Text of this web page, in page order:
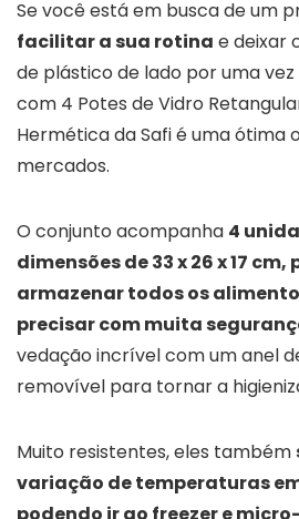
Se você está em busca de um
facilitar a sua rotina e deixar
de plástico de lado por uma
com 4 Potes de Vidro
Hermética da Safi é uma ótima
mercados.
O conjunto acompanha 4
dimensões de 33 x 26 x 17
armazenar todos os
precisar com muita
vedação incrível com um anel
removível para tornar a
Muito resistentes, eles também
variação de temperaturas
podendo ir ao freezer e